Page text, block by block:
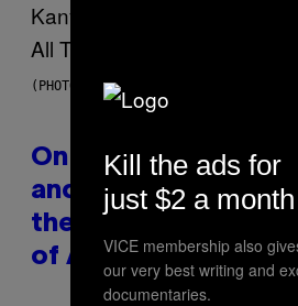
(PHOTO BY DANIEL BOCZARSKI/GETTY
On This Day 15
and Kanye West
the Best
of All Time
Kill the ads for
just $2 a month
VICE membership also
our very best writing and
documentaries.